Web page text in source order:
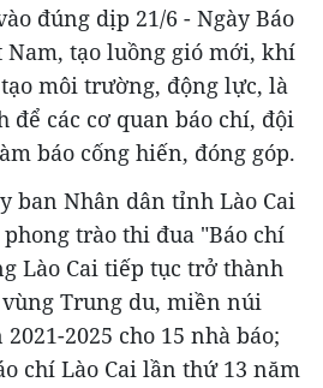
đúng dịp 21/6 - Ngày Báo
Nam, tạo luồng gió mới, khí
môi trường, động lực, là
để các cơ quan báo chí, đội
báo cống hiến, đóng góp.
ban Nhân dân tỉnh Lào Cai
trào thi đua "Báo chí
Lào Cai tiếp tục trở thành
Trung du, miền núi
2025 cho 15 nhà báo;
chí Lào Cai lần thứ 13 năm